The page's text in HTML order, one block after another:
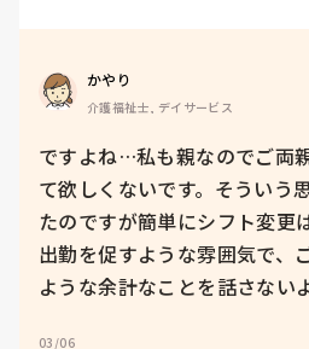
かやり
介護福祉士, デイサービス
ですよね…私も親なのでご両
て欲しくないです。そういう
たのですが簡単にシフト変更
出勤を促すような雰囲気で、
ような余計なことを話さない
03/06